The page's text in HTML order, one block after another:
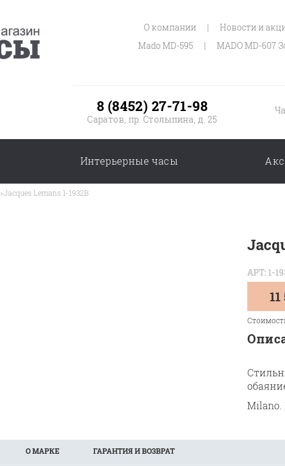
О компании | Новости и
Mado MD-595
| MADO MD-607
8 (8452) 27-71-98
Саратов, пр. Столыпина, д. 25
Интерьерные часы
>Jacques Lemans 1-1932B
АРТ: 1-
Milano.
О МАРКЕ ГАРАНТИЯ И ВОЗВРАТ